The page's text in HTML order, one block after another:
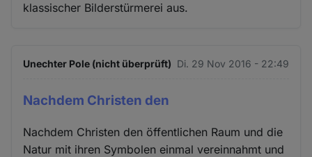
klassischer Bilderstürmerei aus.
Unechter Pole (nicht überprüft) Di. 29 Nov 2016 - 22:49
Nachdem Christen den
Nachdem Christen den öffentlichen Raum und die
Natur mit ihren Symbolen einmal vereinnahmt und